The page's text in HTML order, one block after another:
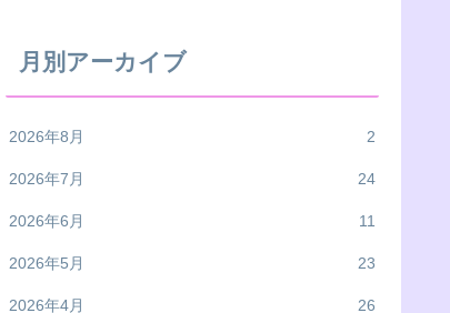
月別アーカイブ
2026年8月 2
2026年7月 24
2026年6月 11
2026年5月 23
2026年4月 26